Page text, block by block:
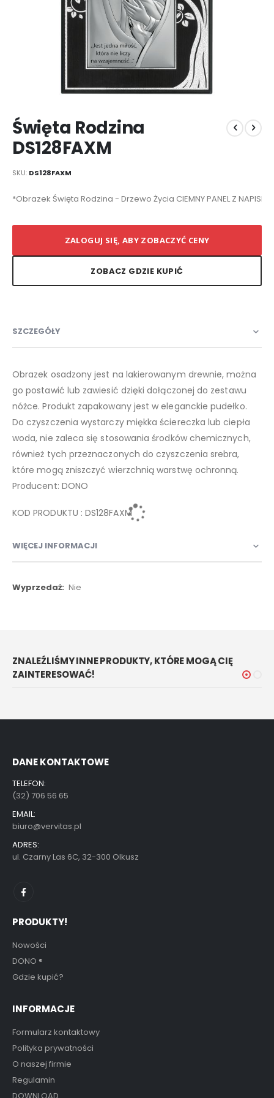
na
początek
galerii
Święta Rodzina
DS128FAXM
SKU DS128FAXM
Elementy
*Obrazek Święta Rodzina - Drzewo Życia CIEMNY PANEL Z NAPISEM
ZALOGUJ SIĘ, ABY ZOBACZYĆ CENY
ZOBACZ GDZIE KUPIĆ
SZCZEGÓŁY
Obrazek osadzony jest na lakierowanym drewnie, można
go postawić lub zawiesić dzięki dołączonej do zestawu
nóżce. Produkt zapakowany jest w eleganckie pudełko.
Do czyszczenia wystarczy miękka ściereczka lub ciepła
woda, nie zaleca się stosowania środków chemicznych,
również tych przeznaczonych do czyszczenia srebra,
które mogą zniszczyć wierzchnią warstwę ochronną.
Producent: DONO
KOD PRODUKTU : DS128FAXM
WIĘCEJ INFORMACJI
Więcej
Nie
ZNALEŹLIŚMY INNE PRODUKTY, KTÓRE MOGĄ CIĘ
ZAINTERESOWAĆ!
DANE KONTAKTOWE
TELEFON:
(32) 706 56 65
EMAIL:
biuro@vervitas.pl
ADRES:
ul. Czarny Las 6C, 32-300 Olkusz
PRODUKTY!
Nowości
DONO ®
Gdzie kupić?
INFORMACJE
Formularz kontaktowy
Polityka prywatności
O naszej firmie
Regulamin